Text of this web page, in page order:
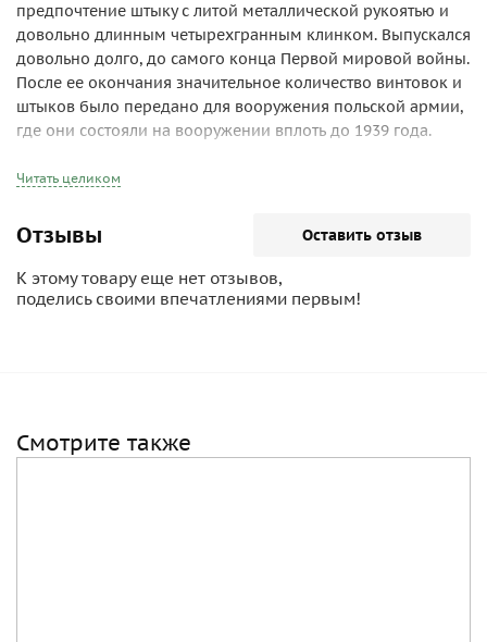
предпочтение штыку с литой металлической рукоятью и
довольно длинным четырехгранным клинком. Выпускался
довольно долго, до самого конца Первой мировой войны.
После ее окончания значительное количество винтовок и
штыков было передано для вооружения польской армии,
где они состояли на вооружении вплоть до 1939 года.
Читать целиком
Отзывы Оставить отзыв
К этому товару еще нет отзывов,
поделись своими впечатлениями первым!
Смотрите также